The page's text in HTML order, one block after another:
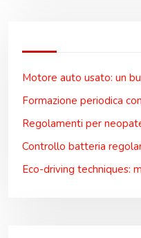
Motore auto usato: un
Formazione periodica
Regolamenti per
Controllo batteria
Eco-driving techniques: